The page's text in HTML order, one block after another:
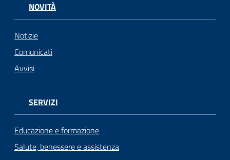
NOVITÀ
Notizie
Comunicati
Avvisi
SERVIZI
Educazione e formazione
Salute, benessere e assistenza